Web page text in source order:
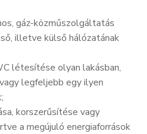
gáz-közműszolgáltatás
illetve külső hálózatának
létesítése olyan lakásban,
legfeljebb egy ilyen
korszerűsítése vagy
a megújuló energiaforrások